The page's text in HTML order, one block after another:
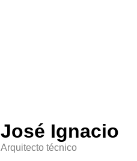
José Ignacio
Arquitecto técnico